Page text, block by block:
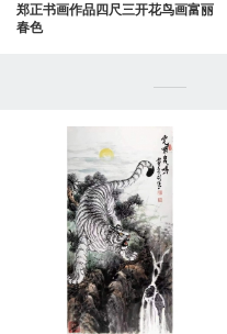
郑正书画作品四尺三开花鸟画富丽
春色